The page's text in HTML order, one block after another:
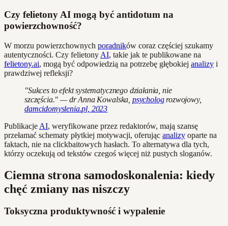
Czy felietony AI mogą być antidotum na
powierzchowność?
W morzu powierzchownych poradników coraz częściej szukamy
autentyczności. Czy felietony AI, takie jak te publikowane na
felietony.ai, mogą być odpowiedzią na potrzebę głębokiej analizy i
prawdziwej refleksji?
"Sukces to efekt systematycznego działania, nie
szczęścia." — dr Anna Kowalska, psychologrozwojowy,
damcidomyslenia.pl, 2023
Publikacje AI, weryfikowane przez redaktorów, mają szansę
przełamać schematy płytkiej motywacji, oferując analizy oparte na
faktach, nie na clickbaitowych hasłach. To alternatywa dla tych,
którzy oczekują od tekstów czegoś więcej niż pustych sloganów.
Ciemna strona samodoskonalenia: kiedy
chęć zmiany nas niszczy
Toksyczna produktywność i wypalenie